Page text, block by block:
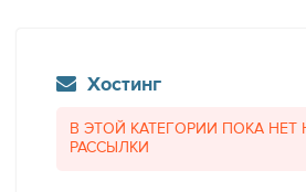
Хостинг
В ЭТОЙ КАТЕГОРИИ ПОКА
РАССЫЛКИ